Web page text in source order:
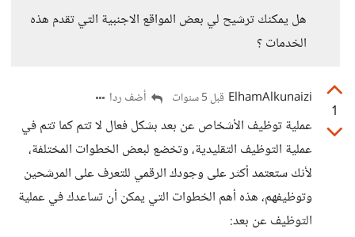
هل يمكنك ترشيح لي بعض المواقع الاجنبية التي تقدم هذه
الخدمات ؟
1
ElhamAlkunaizi قبل 5 سنوات أضف ردا
عملية توظيف الأشخاص عن بعد بشكل فعال لا تتم كما تتم في
عملية التوظيف التقليدية، وتخضع لبعض الخطوات المختلفة،
لأنك ستعتمد أكثر على وجودك الرقمي للتعرف على المرشحين
وتوظيفهم، هذه أهم الخطوات التي يمكن أن تساعدك في عملية
التوظيف عن بعد: